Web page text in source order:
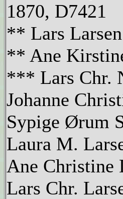
1870, D7421
** Lars
** Ane
*** Lars Chr.
Johanne
Sypige Ørum
Laura M.
Ane Christine
Lars Chr.